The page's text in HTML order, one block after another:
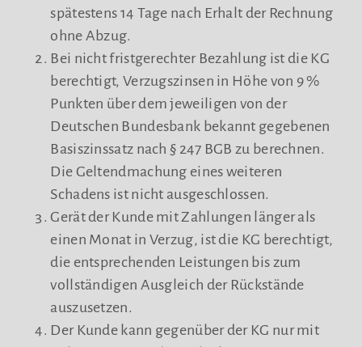
spätestens 14 Tage nach Erhalt der Rechnung
ohne Abzug.
Bei nicht fristgerechter Bezahlung ist die KG
berechtigt, Verzugszinsen in Höhe von 9 %
Punkten über dem jeweiligen von der
Deutschen Bundesbank bekannt gegebenen
Basiszinssatz nach § 247 BGB zu berechnen.
Die Geltendmachung eines weiteren
Schadens ist nicht ausgeschlossen.
Gerät der Kunde mit Zahlungen länger als
einen Monat in Verzug, ist die KG berechtigt,
die entsprechenden Leistungen bis zum
vollständigen Ausgleich der Rückstände
auszusetzen.
Der Kunde kann gegenüber der KG nur mit